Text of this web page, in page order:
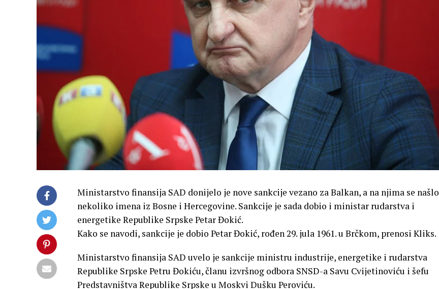
Ministarstvo finansija SAD donijelo je nove sankcije vezano za Balkan, a na njima se našlo
nekoliko imena iz Bosne i Hercegovine. Sankcije je sada dobio i ministar rudarstva i
energetike Republike Srpske Petar Đokić.
Kako se navodi, sankcije je dobio Petar Đokić, rođen 29. jula 1961. u Brčkom, prenosi Kliks.
Ministarstvo finansija SAD uvelo je sankcije ministru industrije, energetike i rudarstva
Republike Srpske Petru Đokiću, članu izvršnog odbora SNSD-a Savu Cvijetinoviću i šefu
Predstavništva Republike Srpske u Moskvi Dušku Peroviću.